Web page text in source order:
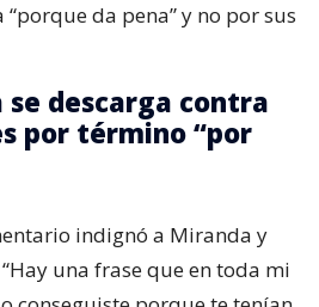
da pena” y no por sus
se descarga contra
por término “por
indignó a Miranda y
una frase que en toda mi